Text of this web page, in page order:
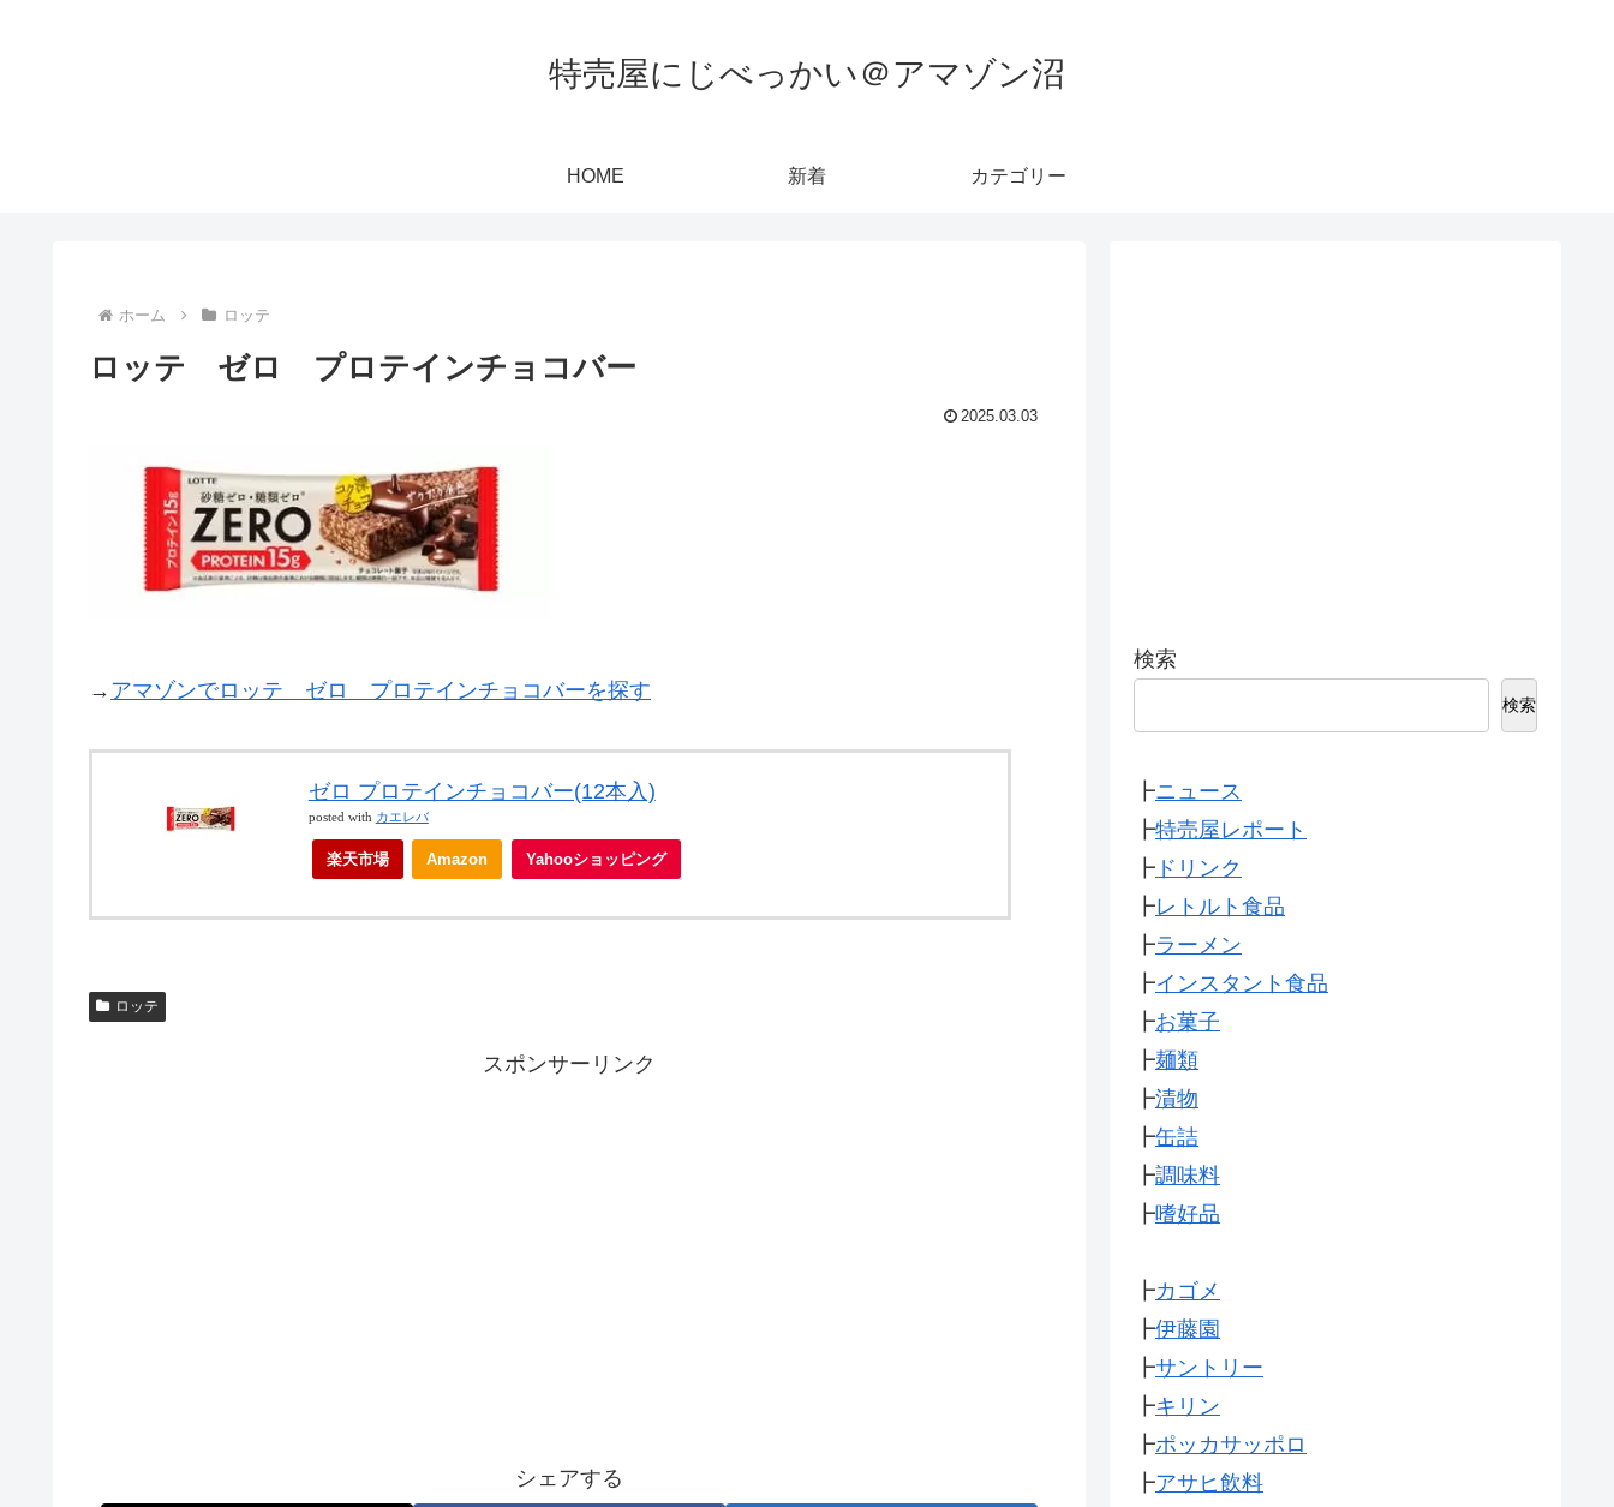
特売屋にじべっかい＠アマゾン沼
HOME 新着 カテゴリー
ホーム ロッテ
ロッテ ゼロ プロテインチョコバー
2025.03.03
→ アマゾンでロッテ ゼロ プロテインチョコバーを探す
ゼロ プロテインチョコバー(12本入)
posted with カエレバ
楽天市場 Amazon Yahooショッピング
ロッテ
スポンサーリンク
シェアする
検索
検索
┣ニュース
┣特売屋レポート
┣ ドリンク
┣レトルト食品
┣ラーメン
┣インスタント食品
┣お菓子
┣麺類
┣漬物
┣缶詰
┣調味料
┣嗜好品
┣カゴメ
┣伊藤園
┣サントリー
┣キリン
┣ポッカサッポロ
┣アサヒ飲料